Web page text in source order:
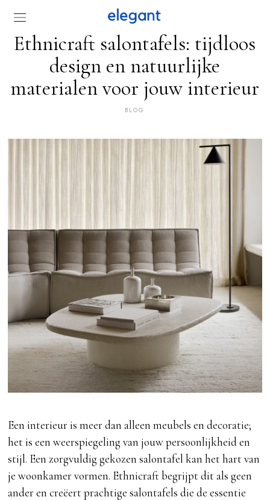
Ethnicraft salontafels: tijdloos
design en natuurlijke
materialen voor jouw interieur
BLOG
Een interieur is meer dan alleen meubels en decoratie;
het is een weerspiegeling van jouw persoonlijkheid en
stijl. Een zorgvuldig gekozen salontafel kan het hart van
je woonkamer vormen. Ethnicraft begrijpt dit als geen
ander en creëert prachtige salontafels die de essentie